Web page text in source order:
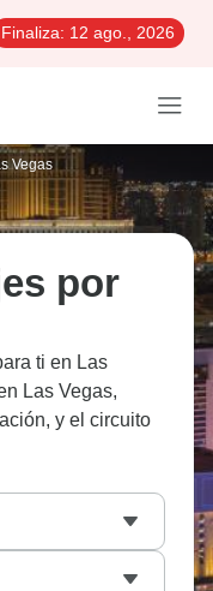
Finaliza: 12 ago., 2026
Vegas
por
ti en Las
Las Vegas,
y el circuito